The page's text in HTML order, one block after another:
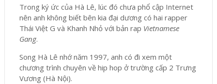
Trong ký ức của Hà Lê, lúc đó chưa phổ cập Internet
nên anh không biết bên kia đại dương có hai rapper
Thái Việt G và Khanh Nhỏ với bản rap Vietnamese
Gang.
Song Hà Lê nhớ năm 1997, anh có đi xem một
chương trình chuyên về hip hop ở trường cấp 2 Trưng
Vương (Hà Nội).